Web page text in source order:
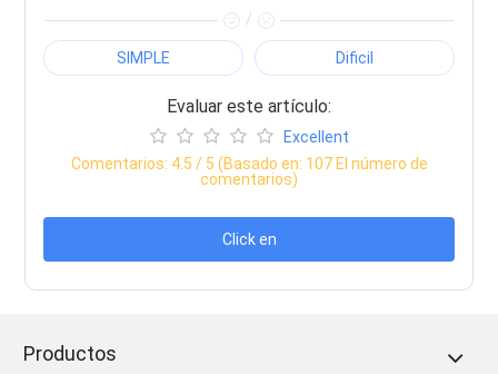
/
SIMPLE Dificil
Evaluar este artículo:
Excellent
Comentarios: 4.5 / 5 (Basado en: 107El número de
comentarios)
Click en
Productos